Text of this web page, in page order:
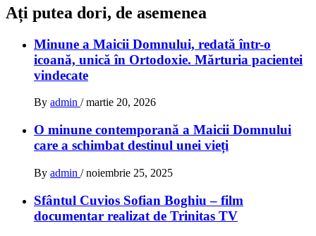
Ați putea dori, de asemenea
Minune a Maicii Domnului, redată într-o
icoană, unică în Ortodoxie. Mărturia pacientei
vindecate
By admin / martie 20, 2026
O minune contemporană a Maicii Domnului
care a schimbat destinul unei vieți
By admin / noiembrie 25, 2025
Sfântul Cuvios Sofian Boghiu – film
documentar realizat de Trinitas TV